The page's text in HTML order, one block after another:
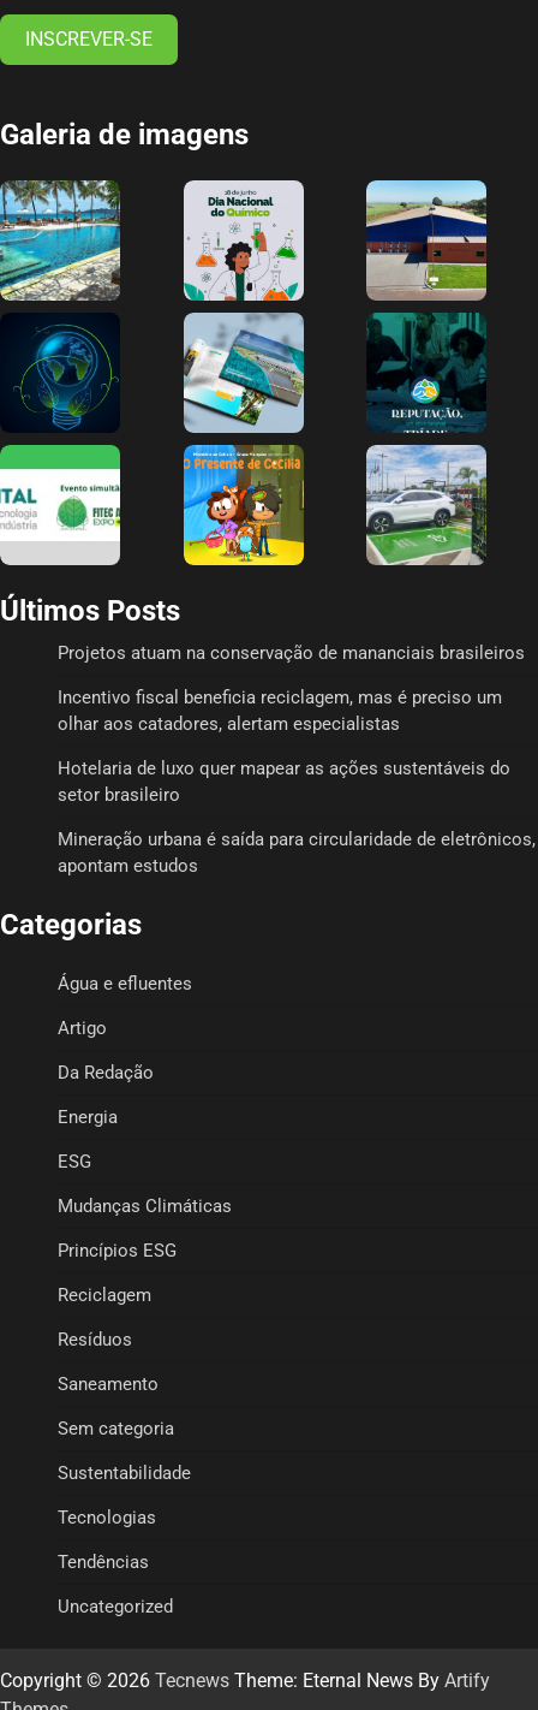
INSCREVER-SE
Galeria de imagens
Últimos Posts
Projetos atuam na conservação de mananciais brasileiros
Incentivo fiscal beneficia reciclagem, mas é preciso um
olhar aos catadores, alertam especialistas
Hotelaria de luxo quer mapear as ações sustentáveis do
setor brasileiro
Mineração urbana é saída para circularidade de eletrônicos,
apontam estudos
Categorias
Água e efluentes
Artigo
Da Redação
Energia
ESG
Mudanças Climáticas
Princípios ESG
Reciclagem
Resíduos
Saneamento
Sem categoria
Sustentabilidade
Tecnologias
Tendências
Uncategorized
Copyright © 2026 Tecnews Theme: Eternal News By Artify